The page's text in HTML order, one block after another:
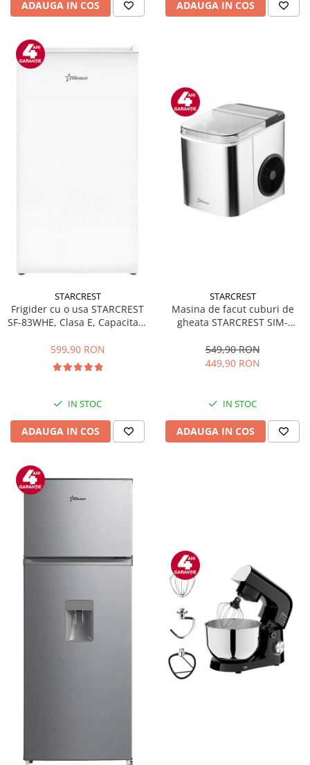
ADAUGA IN COS ADAUGA IN COS
STARCREST
Frigider cu o usa STARCREST
SF-83WHE, Clasa E, Capacitate
Compartiment gheata, H 85
cm, Alb
599,90 RON
IN STOC
ADAUGA IN COS
STARCREST
Masina de facut cuburi de
gheata STARCREST SIM-
Doua dimensiuni pentru
cuburi, Rezervor apa 1.3 l,
549,90 RON
449,90 RON
IN STOC
ADAUGA IN COS